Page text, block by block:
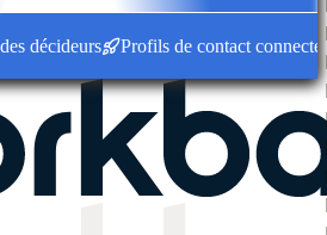
décideurs Profils de contact connectés